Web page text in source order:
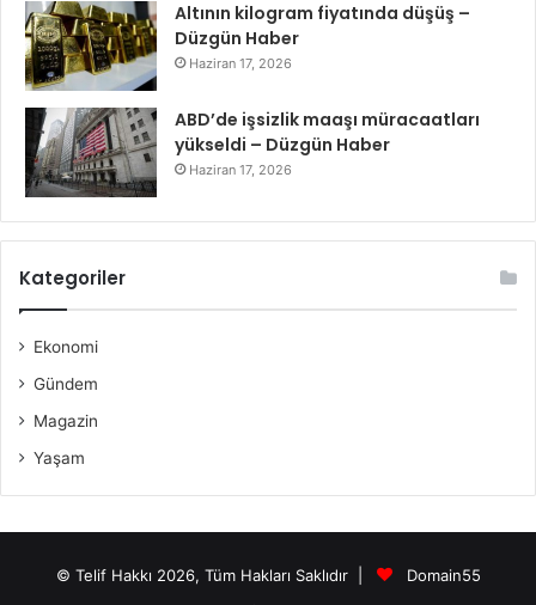
Altının kilogram fiyatında düşüş –
Düzgün Haber
Haziran 17, 2026
ABD’de işsizlik maaşı müracaatları
yükseldi – Düzgün Haber
Haziran 17, 2026
Kategoriler
Ekonomi
Gündem
Magazin
Yaşam
© Telif Hakkı 2026, Tüm Hakları Saklıdır |
Domain55